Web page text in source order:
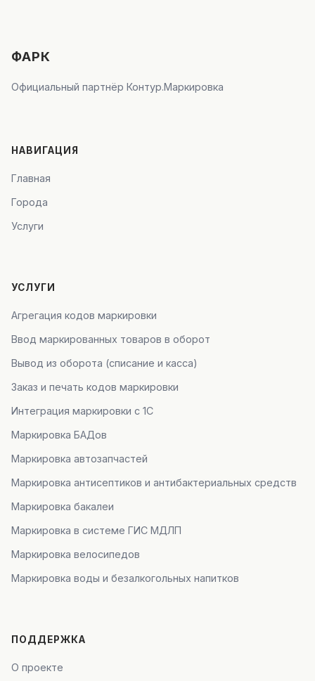
ФАРК
Официальный партнёр Контур.Маркировка
НАВИГАЦИЯ
Главная
Города
Услуги
УСЛУГИ
Агрегация кодов маркировки
Ввод маркированных товаров в оборот
Вывод из оборота (списание и касса)
Заказ и печать кодов маркировки
Интеграция маркировки с 1С
Маркировка БАДов
Маркировка автозапчастей
Маркировка антисептиков и антибактериальных средств
Маркировка бакалеи
Маркировка в системе ГИС МДЛП
Маркировка велосипедов
Маркировка воды и безалкогольных напитков
ПОДДЕРЖКА
О проекте